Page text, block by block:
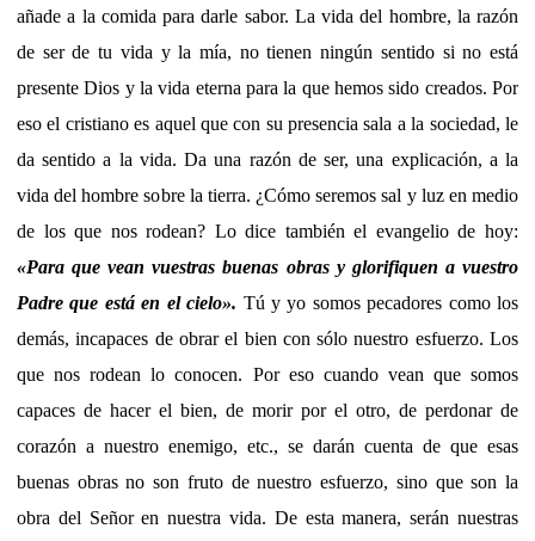
añade a la comida para darle sabor. La vida del hombre, la razón
de ser de tu vida y la mía, no tienen ningún sentido si no está
presente Dios y la vida eterna para la que hemos sido creados. Por
eso el cristiano es aquel que con su presencia sala a la sociedad, le
da sentido a la vida. Da una razón de ser, una explicación, a la
vida del hombre sobre la tierra. ¿Cómo seremos sal y luz en medio
de los que nos rodean? Lo dice también el evangelio de hoy:
«Para que vean vuestras buenas obras y glorifiquen a vuestro
Padre que está en el cielo». Tú y yo somos pecadores como los
demás, incapaces de obrar el bien con sólo nuestro esfuerzo. Los
que nos rodean lo conocen. Por eso cuando vean que somos
capaces de hacer el bien, de morir por el otro, de perdonar de
corazón a nuestro enemigo, etc., se darán cuenta de que esas
buenas obras no son fruto de nuestro esfuerzo, sino que son la
obra del Señor en nuestra vida. De esta manera, serán nuestras